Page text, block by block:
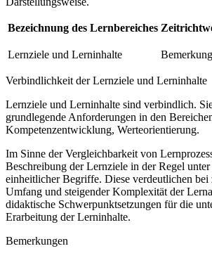
Bezeichnung des Lernbereiches
Lernziele und Lerninhalte
Verbindlichkeit der Lernziele und Lerninhalte
Lernziele und Lerninhalte sind verbindlich.
grundlegende Anforderungen in den
Kompetenzentwicklung, Werteorientierung.
Im Sinne der Vergleichbarkeit von
Beschreibung der Lernziele in der Regel
einheitlicher Begriffe. Diese verdeutlichen bei
Umfang und steigender Komplexität der
didaktische Schwerpunktsetzungen für die
Erarbeitung der Lerninhalte.
Bemerkungen